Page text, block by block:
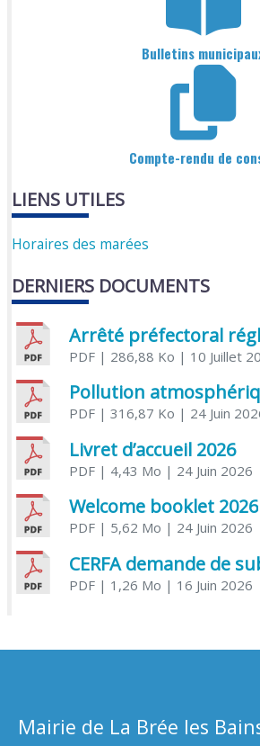
Bulletins
Compte-rendu de
LIENS UTILES
Horaires des marées
DERNIERS DOCUMENTS
PDF| 286,88 Ko | 10 Juillet
Pollution
PDF| 316,87 Ko | 24 Juin
Livret d’accueil 2026
PDF| 4,43 Mo | 24 Juin 2026
Welcome booklet 2026
PDF| 5,62 Mo | 24 Juin 2026
PDF| 1,26 Mo | 16 Juin 2026
Mairie de La Brée les